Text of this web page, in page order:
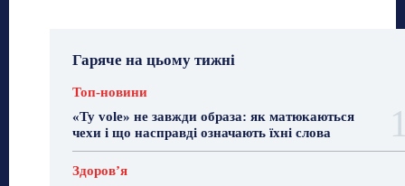
Гаряче на цьому тижні
Топ-новини
«Ty vole» не завжди образа: як матюкаються
чехи і що насправді означають їхні слова
Здоровʼя